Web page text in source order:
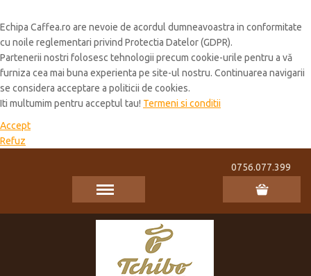
Echipa Caffea.ro are nevoie de acordul dumneavoastra in conformitate
cu noile reglementari privind Protectia Datelor (GDPR).
Partenerii nostri folosesc tehnologii precum cookie-urile pentru a vă
furniza cea mai buna experienta pe site-ul nostru. Continuarea navigarii
se considera acceptare a politicii de cookies.
Iti multumim pentru acceptul tau! Termeni si conditii
Accept
Refuz
0756.077.399